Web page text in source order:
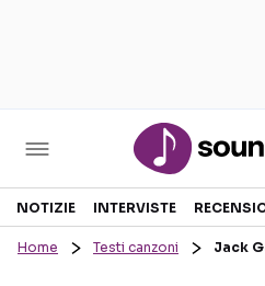
Sezioni
NOTIZIE INTERVISTE
Home Testi canzoni Jack